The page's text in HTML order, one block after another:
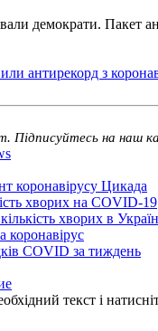
демократи. Пакет
антирекорд з
Підписуйтесь на наш
коронавірусу Цикада
хворих на COVID-19
хворих в
коронавірус
COVID за тиждень
текст і